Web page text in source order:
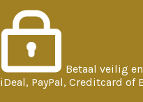
Betaal veilig
iDeal, PayPal, Creditcard of